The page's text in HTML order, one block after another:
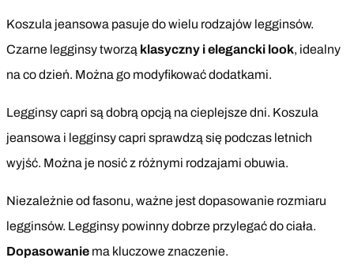
Koszula jeansowa pasuje do wielu rodzajów legginsów.
Czarne legginsy tworzą klasyczny i elegancki look, idealny
na co dzień. Można go modyfikować dodatkami.
Legginsy capri są dobrą opcją na cieplejsze dni. Koszula
jeansowa i legginsy capri sprawdzą się podczas letnich
wyjść. Można je nosić z różnymi rodzajami obuwia.
Niezależnie od fasonu, ważne jest dopasowanie rozmiaru
legginsów. Legginsy powinny dobrze przylegać do ciała.
Dopasowanie ma kluczowe znaczenie.